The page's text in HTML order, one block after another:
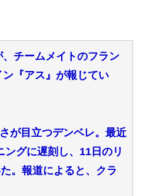
チームメイトのフラン
『アス』が報じてい
が目立つデンベレ。最近
グに遅刻し、11日のリ
。報道によると、クラ